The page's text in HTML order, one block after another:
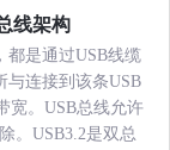
线架构
都是通过USB线缆
与连接到该条USB
宽。USB总线允许
。USB3.2是双总